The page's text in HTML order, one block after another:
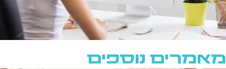
מאמרים נוספים